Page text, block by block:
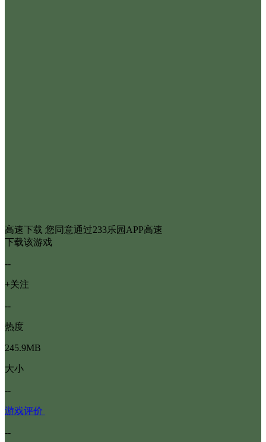
高速下载 您同意通过233乐园APP高速
下载该游戏
--
+关注
--
热度
245.9MB
大小
--
游戏评价
--